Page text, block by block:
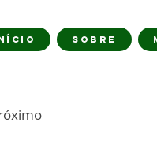
SOBRE